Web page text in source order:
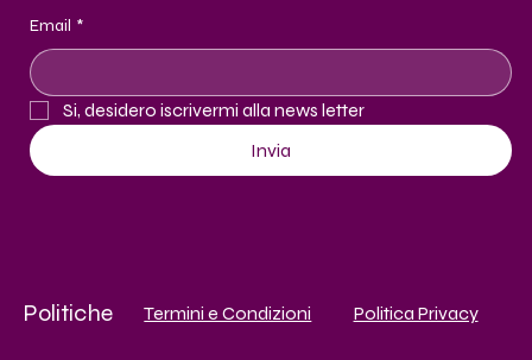
Email *
Si, desidero iscrivermi alla news letter
Invia
Politiche Termini e Condizioni Politica Privacy